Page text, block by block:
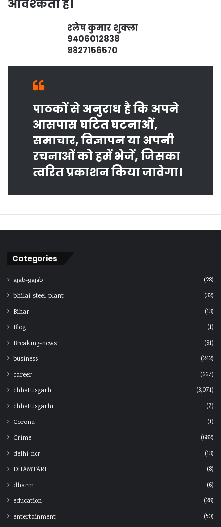
आवश्‍कता है।
श्‍लेष कुमार शुक्‍ला
9406012838
9827156570
पाठकों से अनुराध है कि अपने
आसपास घटित घटनाओं,
समाचार, विज्ञापन या अपनी
रचनाओं को हमें भेजें, जिसका
त्‍वरित प्रकाशन किया जावेगा।
Categories
ajab-gajab
(28)
bhilai-steel-plant
(32)
Bihar
(13)
Blog
(1)
Breaking-news
(91)
business
(242)
career
(667)
chhattisgarh
(3,071)
chhattisgarhi
(7)
Corona
(1)
Crime
(682)
delhi-ncr
(13)
DHAMTARI
(8)
dharm
(6)
education
(28)
entertainment
(50)